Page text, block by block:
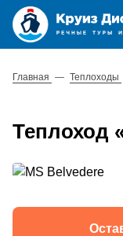
Главная — Теплоходы
Теплоход